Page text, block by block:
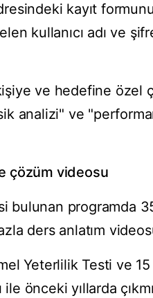
kayıt
kullanıcı adı ve
ve hedefine özel
analizi" ve
çözüm videosu
bulunan programda
ders anlatım
Yeterlilik Testi ve
önceki yıllarda